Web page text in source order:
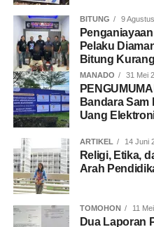
BITUNG 9
Pelaku
Bitung
MANADO 31 Mei
Bandara Sam
Uang
ARTIKEL 14 Juni
Religi, Etika,
Arah
TOMOHON 11
Dua Laporan